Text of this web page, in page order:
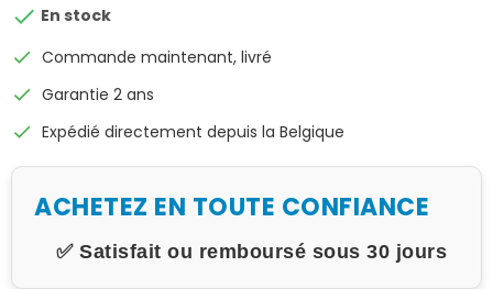
 En stock
check Commande maintenant, livré
check Garantie 2 ans
check Expédié directement depuis la Belgique
ACHETEZ EN TOUTE CONFIANCE
✅ Satisfait ou remboursé sous 30 jours